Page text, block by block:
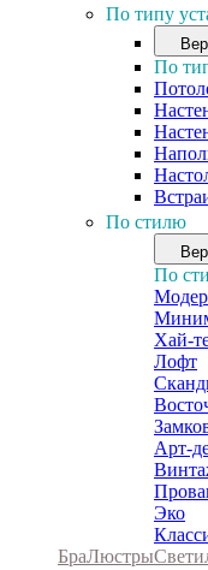
По типу
По
По стилю
По
Хай-
Лофт
Арт-
Эко
БраЛюстры